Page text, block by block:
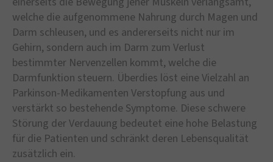
welche die aufgenommene Nahrung durch Magen und
Darm schleusen, und es andererseits nicht nur im
Gehirn, sondern auch im Darm zum Verlust
bestimmter Nervenzellen kommt, welche die
Darmfunktion steuern. Überdies löst eine Vielzahl an
Parkinson-Medikamenten Verstopfung aus und
verstärkt so bestehende Symptome. Diese schwere
Störung der Verdauung bedeutet eine hohe Belastung
für die Patienten und schränkt deren Lebensqualität
zusätzlich ein.